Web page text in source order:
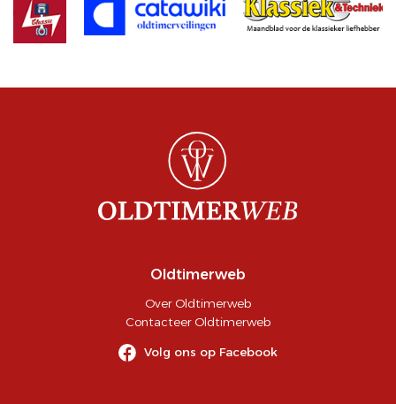
Oldtimerweb
Over Oldtimerweb
Contacteer Oldtimerweb
Volg ons op Facebook